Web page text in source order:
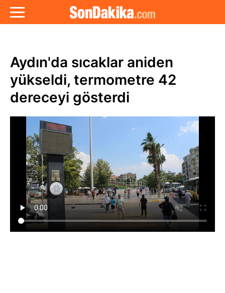
Aydın'da sıcaklar aniden
yükseldi, termometre 42
dereceyi gösterdi